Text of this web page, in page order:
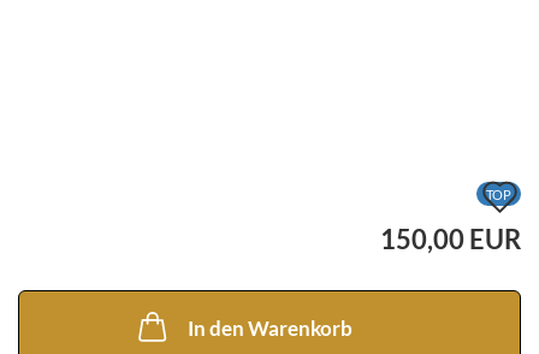
TOP
150,00 EUR
In den Warenkorb